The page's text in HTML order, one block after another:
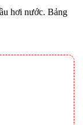
hơi nước. Bảng